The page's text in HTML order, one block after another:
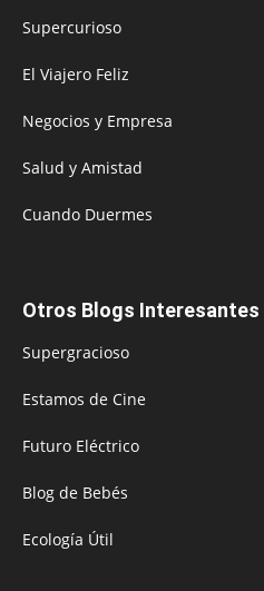
Supercurioso
El Viajero Feliz
Negocios y Empresa
Salud y Amistad
Cuando Duermes
Otros Blogs Interesantes
Supergracioso
Estamos de Cine
Futuro Eléctrico
Blog de Bebés
Ecología Útil